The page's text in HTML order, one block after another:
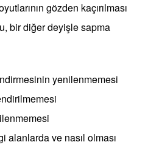
gözden kaçırılması
bir diğer deyişle sapma
yenilenmemesi
alanlarda ve nasıl olması